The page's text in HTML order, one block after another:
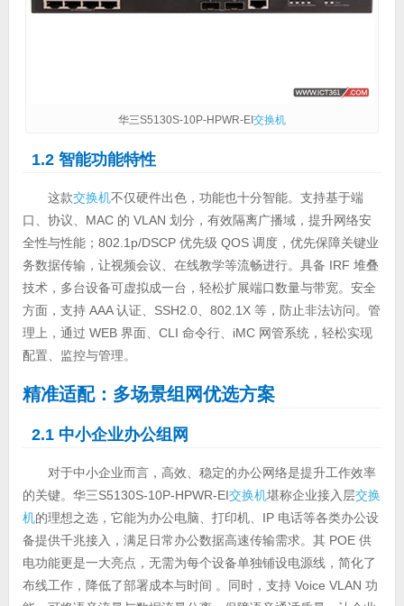
华三S5130S-10P-HPWR-EI交换机
1.2 智能功能特性
这款交换机不仅硬件出色，功能也十分智能。支持基于端
口、协议、MAC 的 VLAN 划分，有效隔离广播域，提升网络安
全性与性能；802.1p/DSCP 优先级 QOS 调度，优先保障关键业
务数据传输，让视频会议、在线教学等流畅进行。具备 IRF 堆叠
技术，多台设备可虚拟成一台，轻松扩展端口数量与带宽。安全
方面，支持 AAA 认证、SSH2.0、802.1X 等，防止非法访问。管
理上，通过 WEB 界面、CLI 命令行、iMC 网管系统，轻松实现
配置、监控与管理。
精准适配：多场景组网优选方案
2.1 中小企业办公组网
对于中小企业而言，高效、稳定的办公网络是提升工作效率
的关键。华三S5130S-10P-HPWR-EI交换机堪称企业接入层交换
机的理想之选，它能为办公电脑、打印机、IP 电话等各类办公设
备提供千兆接入，满足日常办公数据高速传输需求。其 POE 供
电功能更是一大亮点，无需为每个设备单独铺设电源线，简化了
布线工作，降低了部署成本与时间 。同时，支持 Voice VLAN 功